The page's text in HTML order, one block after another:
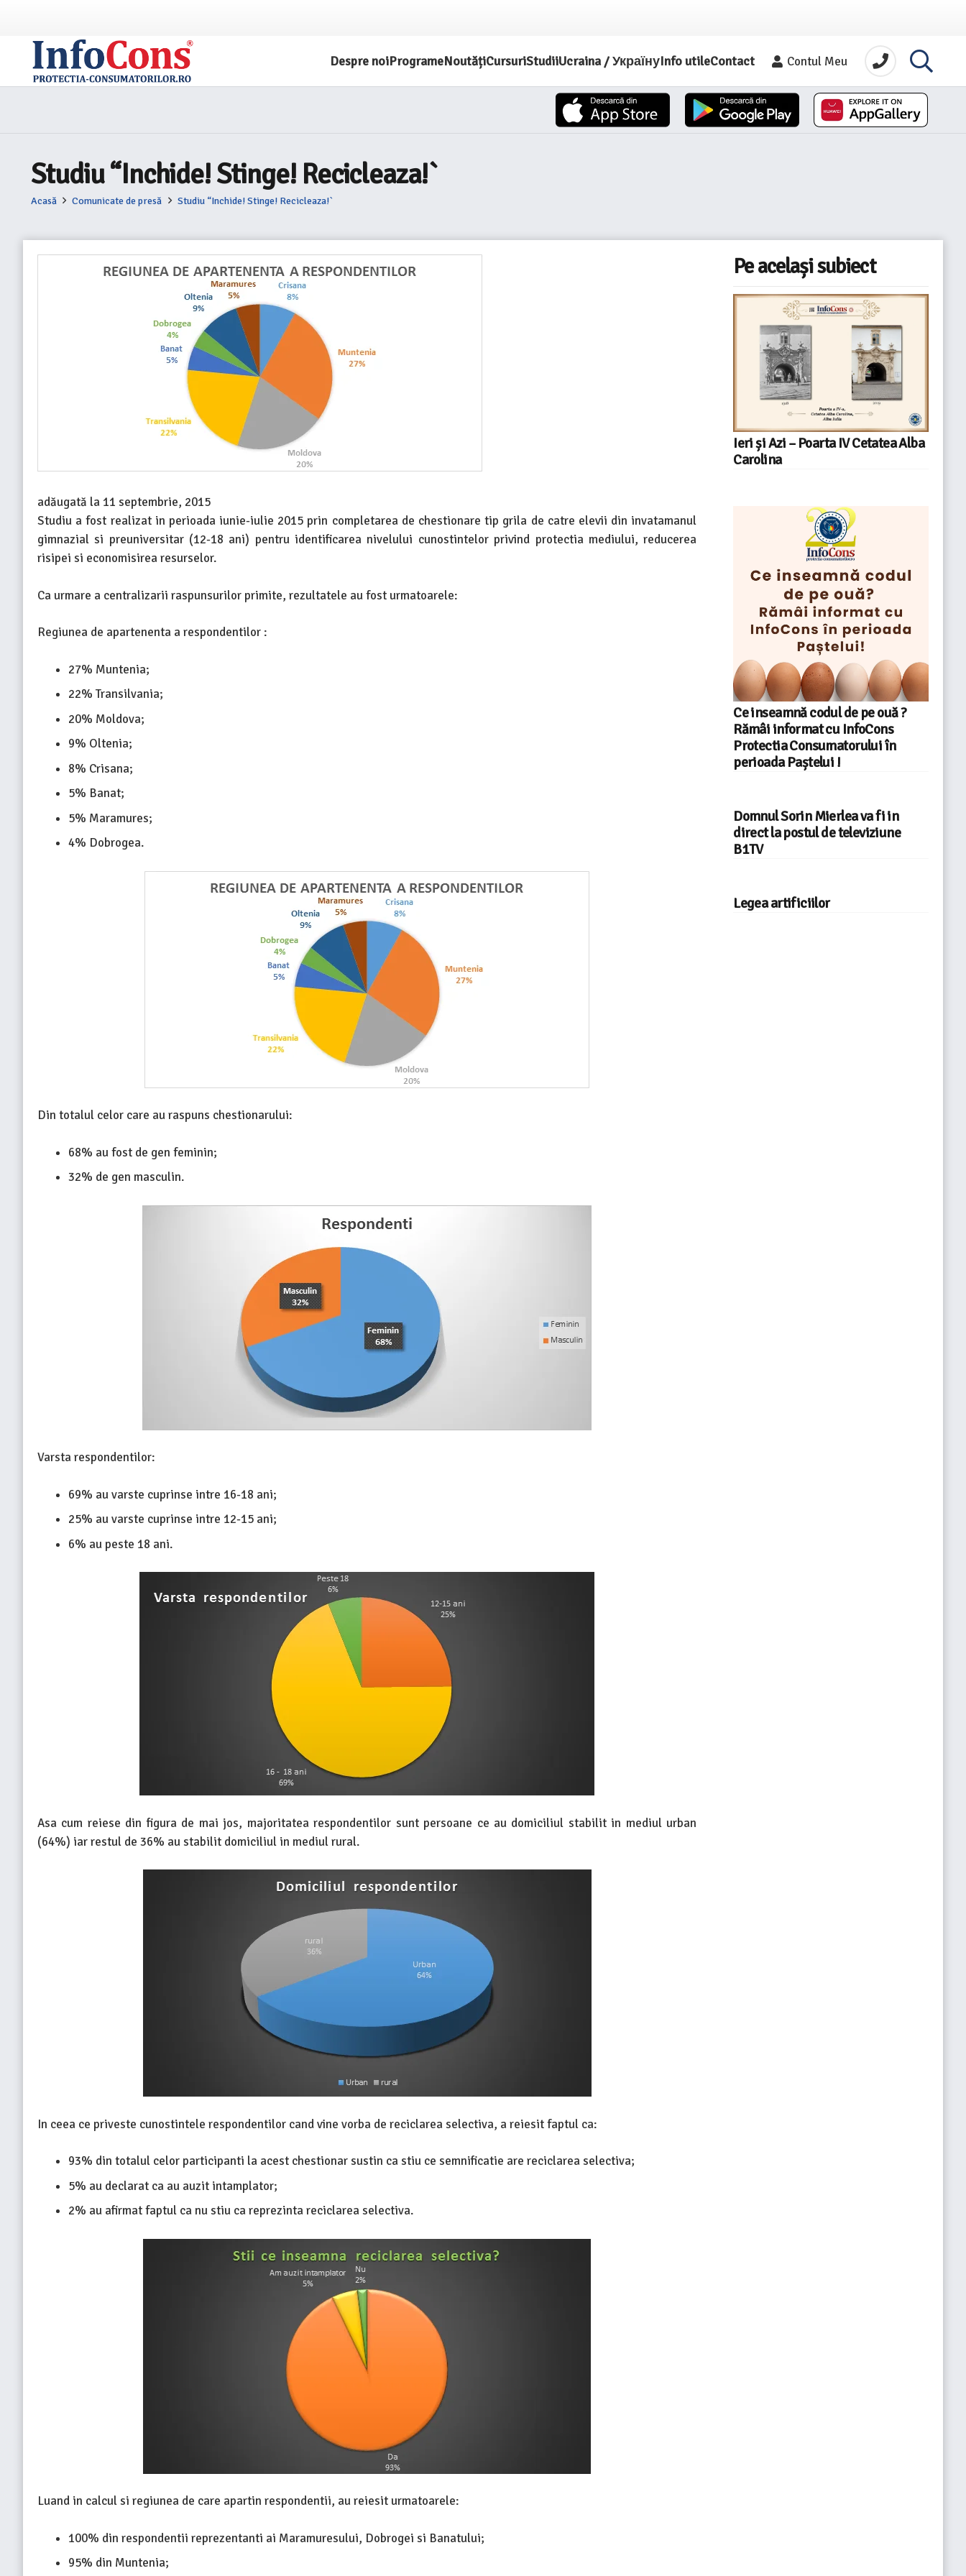
Despre noiProgrameNoutățiCursuriStudiiUcraina / УкраїнуInfo utileContact Contul Meu
Studiu “Inchide! Stinge! Recicleaza!`
Acasă Comunicate de presă Studiu “Inchide! Stinge! Recicleaza!`
adăugată la 11 septembrie, 2015
Studiu a fost realizat in perioada iunie-iulie 2015 prin completarea de chestionare tip grila de catre elevii din invatamanul
gimnazial si preuniversitar (12-18 ani) pentru identificarea nivelului cunostintelor privind protectia mediului, reducerea
risipei si economisirea resurselor.
Ca urmare a centralizarii raspunsurilor primite, rezultatele au fost urmatoarele:
Regiunea de apartenenta a respondentilor :
27% Muntenia;
22% Transilvania;
20% Moldova;
9% Oltenia;
8% Crisana;
5% Banat;
5% Maramures;
4% Dobrogea.
Din totalul celor care au raspuns chestionarului:
68% au fost de gen feminin;
32% de gen masculin.
Varsta respondentilor:
69% au varste cuprinse intre 16-18 ani;
25% au varste cuprinse intre 12-15 ani;
6% au peste 18 ani.
Asa cum reiese din figura de mai jos, majoritatea respondentilor sunt persoane ce au domiciliul stabilit in mediul urban
(64%) iar restul de 36% au stabilit domiciliul in mediul rural.
In ceea ce priveste cunostintele respondentilor cand vine vorba de reciclarea selectiva, a reiesit faptul ca:
93% din totalul celor participanti la acest chestionar sustin ca stiu ce semnificatie are reciclarea selectiva;
5% au declarat ca au auzit intamplator;
2% au afirmat faptul ca nu stiu ca reprezinta reciclarea selectiva.
Luand in calcul si regiunea de care apartin respondentii, au reiesit urmatoarele:
100% din respondentii reprezentanti ai Maramuresului, Dobrogei si Banatului;
95% din Muntenia;
Pe același subiect
Ieri și Azi – Poarta IV Cetatea Alba
Carolina
Ce inseamnă codul de pe ouă ?
Rămâi informat cu InfoCons
Protectia Consumatorului în
perioada Paștelui !
Domnul Sorin Mierlea va fi in
direct la postul de televiziune
B1TV
Legea artificiilor